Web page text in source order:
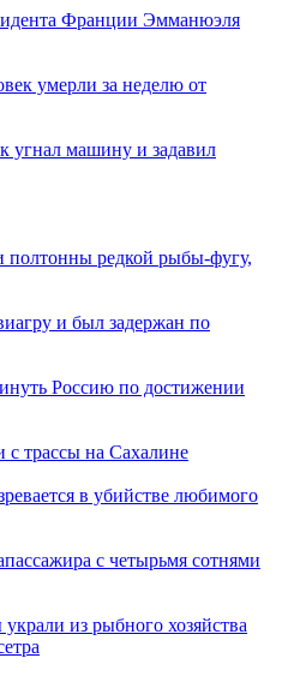
Франции Эмманюэля
умерли за неделю от
угнал машину и задавил
полтонны редкой рыбы-фугу,
и был задержан по
Россию по достижении
трассы на Сахалине
в убийстве любимого
с четырьмя сотнями
из рыбного хозяйства